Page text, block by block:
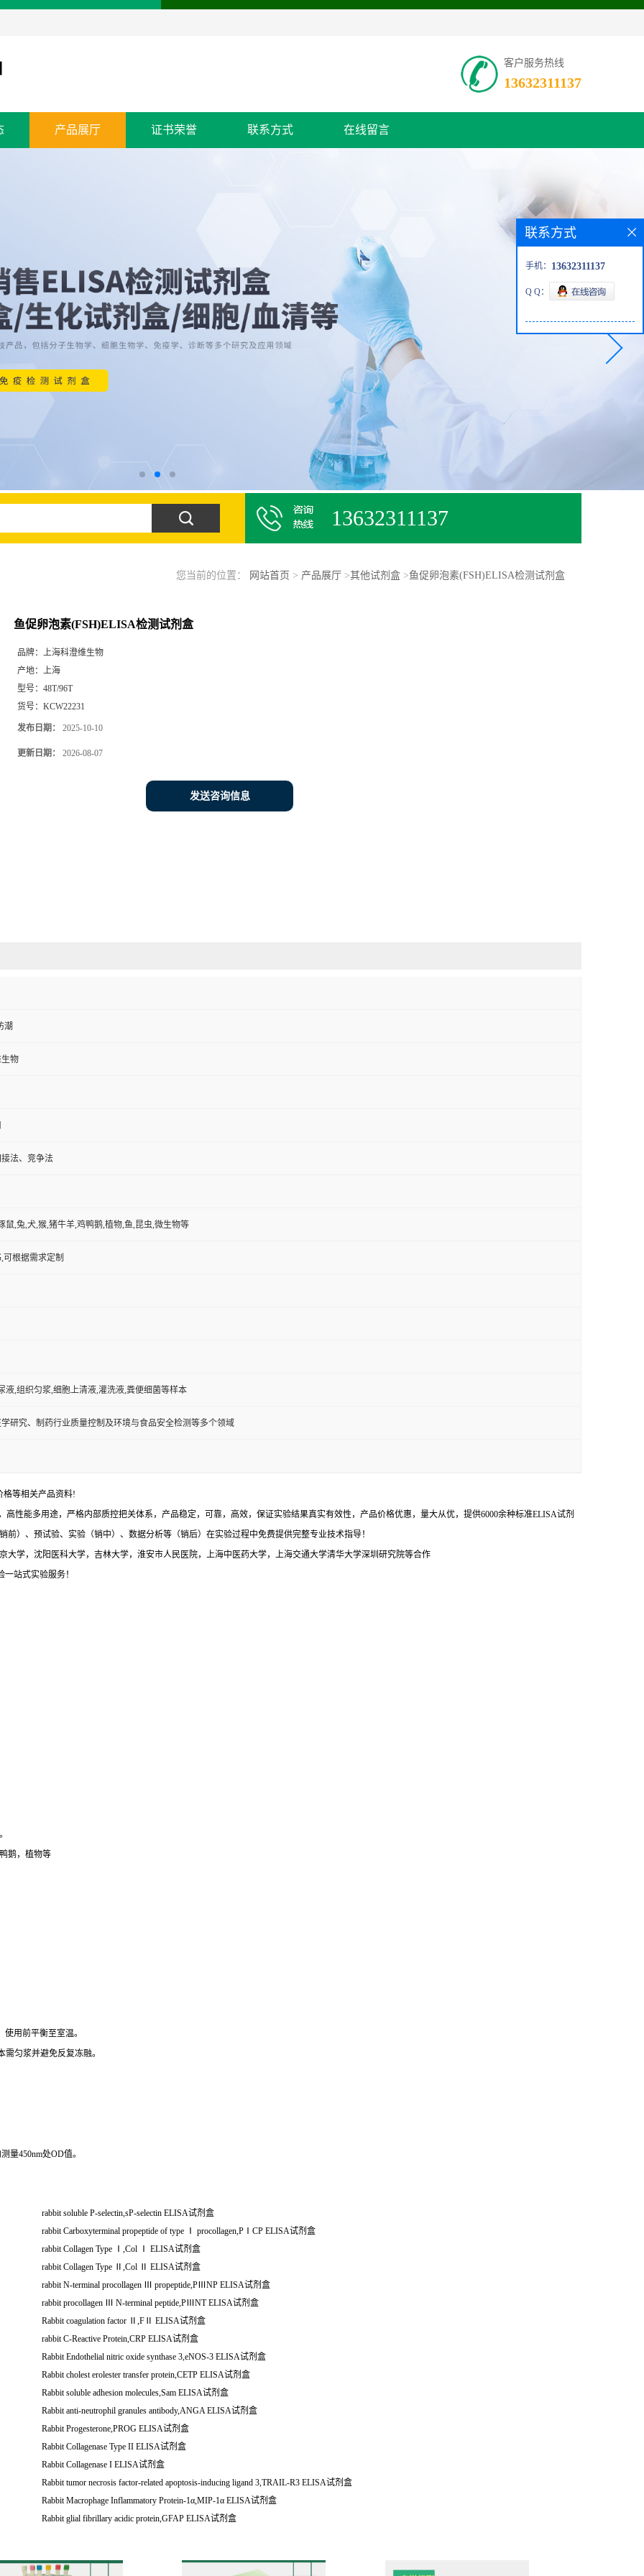
客户服务热线
13632311137
产品展厅 证书荣誉 联系方式 在线留言
13632311137
您当前的位置： 网站首页 > 产品展厅 >其他试剂盒>鱼促卵泡素(FSH)ELISA检测试剂盒
鱼促卵泡素(FSH)ELISA检测试剂盒
品牌： 上海科澄维生物
产地： 上海
型号： 48T/96T
货号： KCW22231
发布日期： 2025-10-10
更新日期： 2026-08-07
发送咨询信息
潮
物
法、竞争法
鼠,兔,犬,猴,猪牛羊,鸡鸭鹅,植物,鱼,昆虫,微生物等
可根据需求定制
液,组织匀浆,细胞上清液,灌洗液,粪便细菌等样本
研究、制药行业质量控制及环境与食品安全检测等多个领域
格等相关产品资料!
性能多用途，严格内部质控把关体系，产品稳定，可靠，高效，保证实验结果真实有效性，产品价格优惠，量大从优，提供6000余种标准ELISA试剂
）、预试验、实验（销中）、数据分析等（销后）在实验过程中免费提供完整专业技术指导！
大学，沈阳医科大学，吉林大学，淮安市人民医院，上海中医药大学，上海交通大学清华大学深圳研究院等合作
站式实验服务！
鹅，植物等
用前平衡至室温。
需匀浆并避免反复冻融。
量450nm处OD值。
rabbit soluble P-selectin,sP-selectin ELISA试剂盒
rabbit Carboxyterminal propeptide of type
procollagen,PⅠCP ELISA试剂盒
rabbit Collagen Type
,Col ELISA试剂盒
rabbit Collagen Type
,Col ELISA试剂盒
rabbit N-terminal procollagen
propeptide,P NP ELISA试剂盒
rabbit procollagen
N-terminal peptide,P NT ELISA试剂盒
Rabbit coagulation factor
,F ELISA试剂盒
rabbit C-Reactive Protein,CRP ELISA试剂盒
Rabbit Endothelial nitric oxide synthase 3,eNOS-3 ELISA试剂盒
Rabbit cholest erolester transfer protein,CETP ELISA试剂盒
Rabbit soluble adhesion molecules,Sam ELISA试剂盒
Rabbit anti-neutrophil granules antibody,ANGA ELISA试剂盒
Rabbit Progesterone,PROG ELISA试剂盒
Rabbit Collagenase Type II ELISA试剂盒
Rabbit Collagenase I ELISA试剂盒
Rabbit tumor necrosis factor-related apoptosis-inducing ligand 3,TRAIL-R3 ELISA试剂盒
Rabbit Macrophage Inflammatory Protein-1α,MIP-1α ELISA试剂盒
Rabbit glial fibrillary acidic protein,GFAP ELISA试剂盒
联系方式
手机： 13632311137
Q Q：